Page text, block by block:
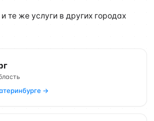
те же услуги в других городах
→